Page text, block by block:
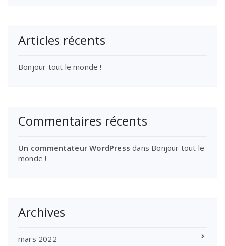
Articles récents
Bonjour tout le monde !
Commentaires récents
Un commentateur WordPress dans Bonjour tout le
monde !
Archives
mars 2022